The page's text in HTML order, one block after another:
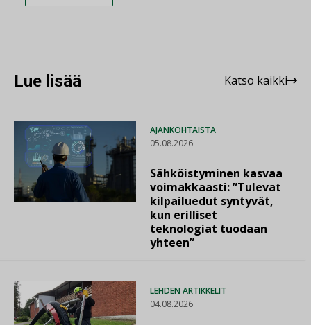
Lue lisää Katso kaikki
AJANKOHTAISTA
05.08.2026
Sähköistyminen kasvaa
voimakkaasti: ”Tulevat
kilpailuedut syntyvät,
kun erilliset
teknologiat tuodaan
yhteen”
LEHDEN ARTIKKELIT
04.08.2026